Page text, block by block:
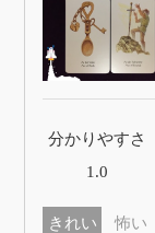
分かりやすさ
1.0
きれい 怖い